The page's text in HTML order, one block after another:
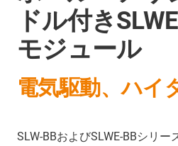
ドル付き
モジュール
電気駆動、ハイ
SLW-BBおよびSLWE-BBシリ